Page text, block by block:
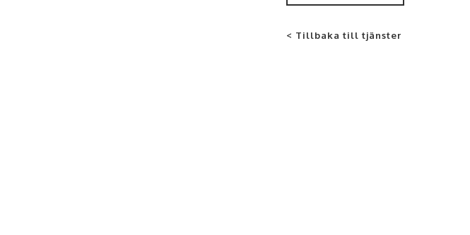
< Tillbaka till tjänster